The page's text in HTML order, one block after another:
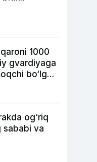
1000
gvardiyaga
bo‘lgan
og‘riq
sababi va